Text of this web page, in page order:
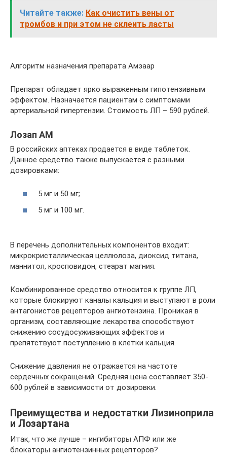
Читайте также: Как очистить вены от
тромбов и при этом не склеить ласты
Алгоритм назначения препарата Амзаар
Препарат обладает ярко выраженным гипотензивным
эффектом. Назначается пациентам с симптомами
артериальной гипертензии. Стоимость ЛП – 590 рублей.
Лозап АМ
В российских аптеках продается в виде таблеток.
Данное средство также выпускается с разными
дозировками:
5 мг и 50 мг;
5 мг и 100 мг.
В перечень дополнительных компонентов входит:
микрокристаллическая целлюлоза, диоксид титана,
маннитол, кросповидон, стеарат магния.
Комбинированное средство относится к группе ЛП,
которые блокируют каналы кальция и выступают в роли
антагонистов рецепторов ангиотензина. Проникая в
организм, составляющие лекарства способствуют
снижению сосудосуживающих эффектов и
препятствуют поступлению в клетки кальция.
Снижение давления не отражается на частоте
сердечных сокращений. Средняя цена составляет 350-
600 рублей в зависимости от дозировки.
Преимущества и недостатки Лизиноприла
и Лозартана
Итак, что же лучше – ингибиторы АПФ или же
блокаторы ангиотензинных рецепторов?